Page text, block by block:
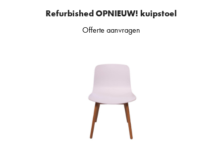
Refurbished OPNIEUW! kuipstoel
Offerte aanvragen